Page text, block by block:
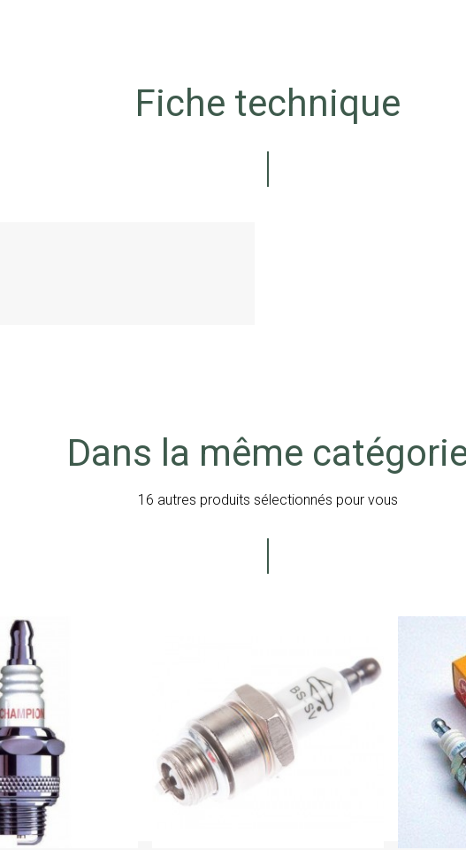
Fiche technique
Dans la même
16 autres produits sélectionnés pour vous